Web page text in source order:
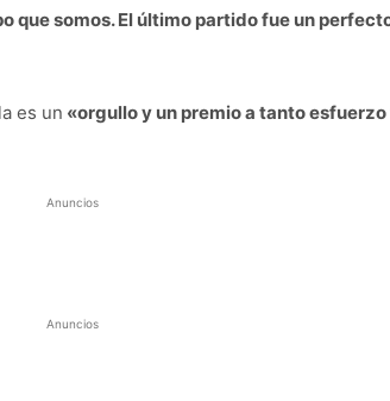
que somos. El último partido fue un
es un «orgullo y un premio a tanto esfuerzo
Anuncios
Anuncios